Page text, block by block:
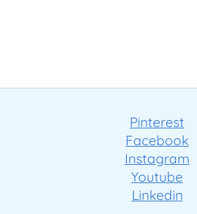
Pinterest
Facebook
Instagram
Youtube
Linkedin